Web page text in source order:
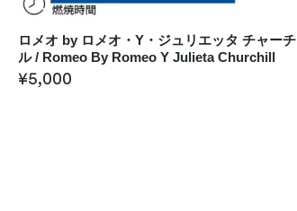
ロメオ by ロメオ・Y・ジュリエッタ チャーチ
ル / Romeo By Romeo Y Julieta Churchill
¥5,000